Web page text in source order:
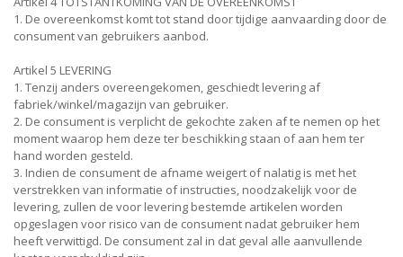
1. De overeenkomst komt tot stand door tijdige aanvaarding door de
consument van gebruikers aanbod.
Artikel 5 LEVERING
1. Tenzij anders overeengekomen, geschiedt levering af
fabriek/winkel/magazijn van gebruiker.
2. De consument is verplicht de gekochte zaken af te nemen op het
moment waarop hem deze ter beschikking staan of aan hem ter
hand worden gesteld.
3. Indien de consument de afname weigert of nalatig is met het
verstrekken van informatie of instructies, noodzakelijk voor de
levering, zullen de voor levering bestemde artikelen worden
opgeslagen voor risico van de consument nadat gebruiker hem
heeft verwittigd. De consument zal in dat geval alle aanvullende